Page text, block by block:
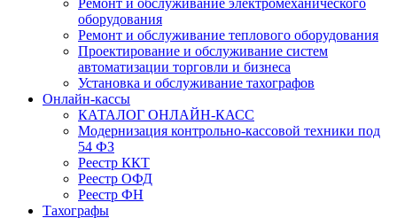
Ремонт и обслуживание электромеханического
оборудования
Ремонт и обслуживание теплового оборудования
Проектирование и обслуживание систем
автоматизации торговли и бизнеса
Установка и обслуживание тахографов
Онлайн-кассы
КАТАЛОГ ОНЛАЙН-КАСС
Модернизация контрольно-кассовой техники под
54 ФЗ
Реестр ККТ
Реестр ОФД
Реестр ФН
Тахографы